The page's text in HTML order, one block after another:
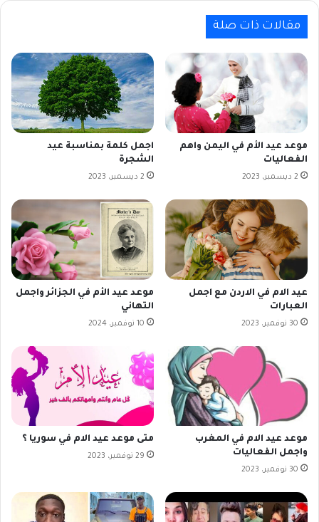
مقالات ذات صلة
موعد عيد الأم في اليمن واهم
الفعاليات
2 ديسمبر، 2023
اجمل كلمة بمناسبة عيد
الشجرة
2 ديسمبر، 2023
عيد الام في الاردن مع اجمل
العبارات
30 نوفمبر، 2023
موعد عيد الأم في الجزائر واجمل
التهاني
10 نوفمبر، 2024
موعد عيد الام في المغرب
واجمل الفعاليات
30 نوفمبر، 2023
متى موعد عيد الام في سوريا ؟
29 نوفمبر، 2023